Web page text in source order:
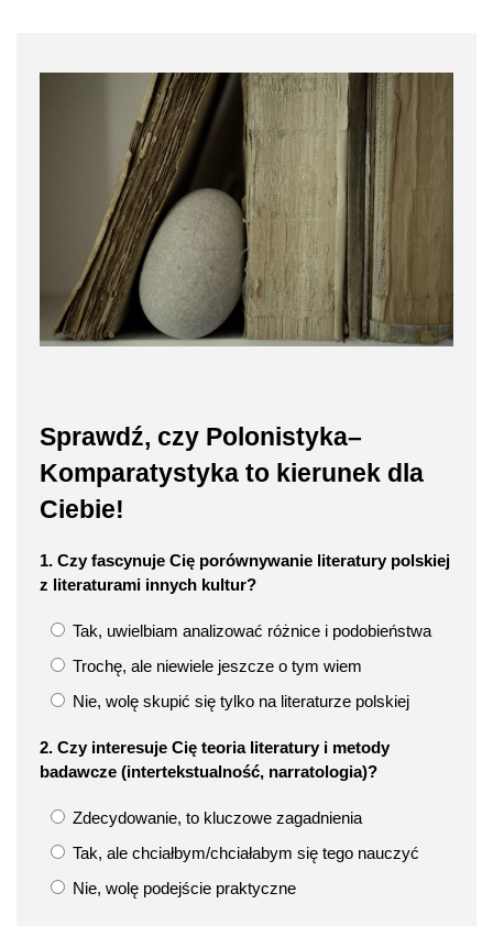
Sprawdź, czy Polonistyka–
Komparatystyka to kierunek dla
Ciebie!
1. Czy fascynuje Cię porównywanie literatury polskiej
z literaturami innych kultur?
Tak, uwielbiam analizować różnice i podobieństwa
Trochę, ale niewiele jeszcze o tym wiem
Nie, wolę skupić się tylko na literaturze polskiej
2. Czy interesuje Cię teoria literatury i metody
badawcze (intertekstualność, narratologia)?
Zdecydowanie, to kluczowe zagadnienia
Tak, ale chciałbym/chciałabym się tego nauczyć
Nie, wolę podejście praktyczne